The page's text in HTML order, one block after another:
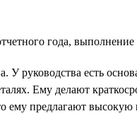
года, выполнение
У руководства есть
Ему делают
ему предлагают